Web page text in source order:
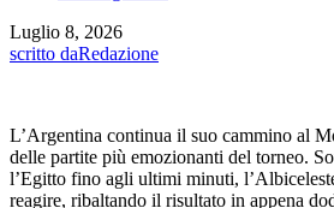
Luglio 8, 2026
scritto daRedazione
L’Argentina continua il suo cammino al
delle partite più emozionanti del torneo.
l’Egitto fino agli ultimi minuti,
reagire, ribaltando il risultato in appena